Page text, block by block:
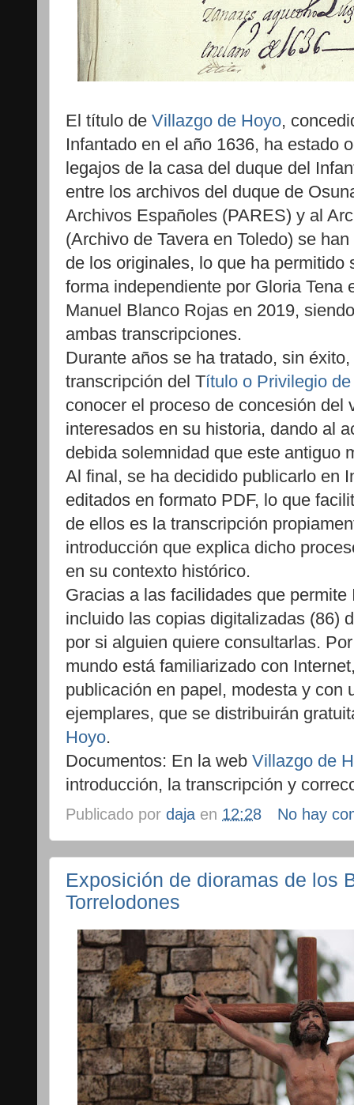
El título de Villazgo de Hoyo,
Infantado en el año 1636, ha estado
legajos de la casa del duque del
entre los archivos del duque de
Archivos Españoles (PARES) y al
(Archivo de Tavera en Toledo) se
de los originales, lo que ha permitido
forma independiente por Gloria Tena
Manuel Blanco Rojas en 2019,
ambas transcripciones.
Durante años se ha tratado, sin
transcripción del Título o Privilegio
conocer el proceso de concesión del
interesados en su historia, dando al
debida solemnidad que este antiguo
Al final, se ha decidido publicarlo en
editados en formato PDF, lo que
de ellos es la transcripción
introducción que explica dicho
en su contexto histórico.
Gracias a las facilidades que
incluido las copias digitalizadas (86)
por si alguien quiere consultarlas.
mundo está familiarizado con
publicación en papel, modesta y con
ejemplares, que se distribuirán
Hoyo.
Documentos: En la web Villazgo de
introducción, la transcripción y
Publicado por daja en 12:28 No hay
Exposición de dioramas de los
Torrelodones